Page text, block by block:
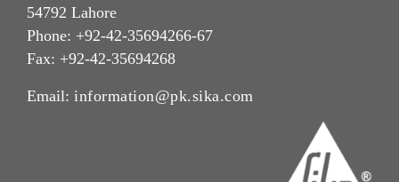
54792 Lahore
Phone: +92-42-35694266-67
Fax: +92-42-35694268
Email: information@pk.sika.com